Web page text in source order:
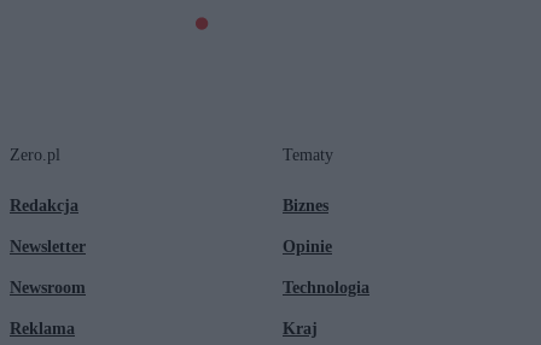
Zero.pl
Redakcja
Newsletter
Newsroom
Reklama
Tematy
Biznes
Opinie
Technologia
Kraj